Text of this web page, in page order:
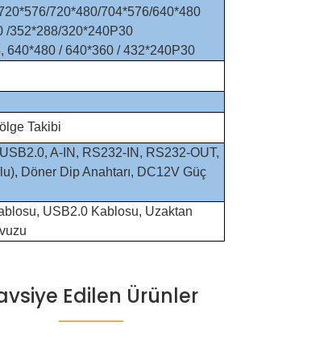
720*480/704*576/640*480
/352*288/320*240P30
640*480 / 640*360 / 432*240P30
Takibi
A-IN, RS232-IN, RS232-OUT,
Döner Dip Anahtarı, DC12V Güç
USB2.0 Kablosu, Uzaktan
Bu ürüne ilk yorumu siz yapın!
noktaları öneri formunu kullanarak tarafımıza iletebilirsiniz.
Edilen Ürünler